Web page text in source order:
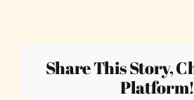
Share This Story,
Platform!